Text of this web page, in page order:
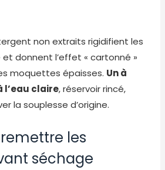
non extraits rigidifient les
donnent l’effet « cartonné »
moquettes épaisses. Un à
l’eau claire, réservoir rincé,
la souplesse d’origine.
remettre les
séchage